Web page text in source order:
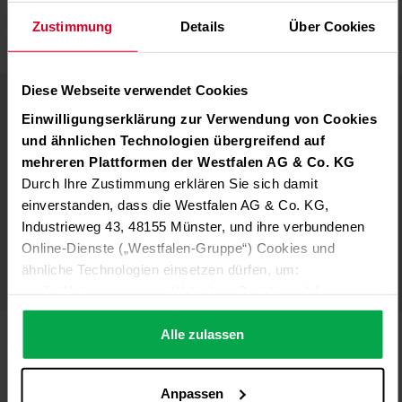
Zustimmung Details Über Cookies
Diese Webseite verwendet Cookies
Einwilligungserklärung zur Verwendung von Cookies
und ähnlichen Technologien übergreifend auf
mehreren Plattformen der Westfalen AG & Co. KG
Durch Ihre Zustimmung erklären Sie sich damit
einverstanden, dass die Westfalen AG & Co. KG,
Industrieweg 43, 48155 Münster, und ihre verbundenen
Online-Dienste („Westfalen-Gruppe“) Cookies und
ähnliche Technologien einsetzen dürfen, um:
ermöglichen (technisch notwendige Cookies),
die Leistung und Nutzung unserer Dienste zu
analysieren (Statistik-Cookies),
(Personalisierungs-Cookies)
Alle zulassen
Anpassen
Carbon Footprint – PCF) von Pronat® R-
Im Detail: Informationen zur